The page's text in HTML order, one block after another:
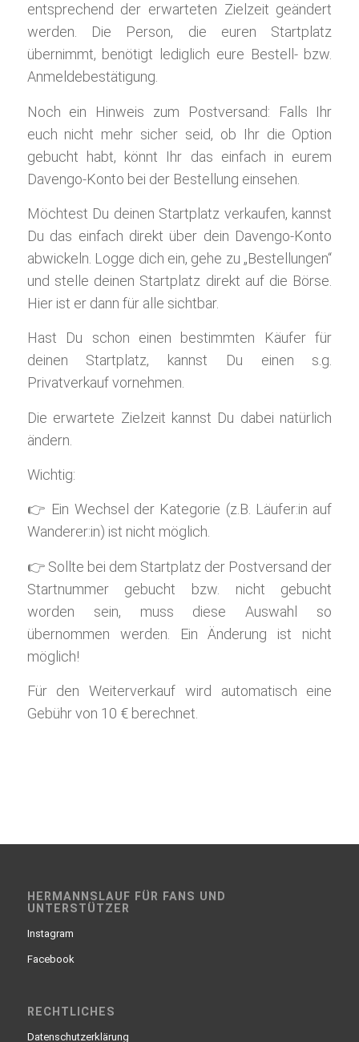
entsprechend der erwarteten Zielzeit geändert
werden. Die Person, die euren Startplatz
übernimmt, benötigt lediglich eure Bestell- bzw.
Anmeldebestätigung.
Noch ein Hinweis zum Postversand: Falls Ihr
euch nicht mehr sicher seid, ob Ihr die Option
gebucht habt, könnt Ihr das einfach in eurem
Davengo-Konto bei der Bestellung einsehen.
Möchtest Du deinen Startplatz verkaufen, kannst
Du das einfach direkt über dein Davengo-Konto
abwickeln. Logge dich ein, gehe zu „Bestellungen“
und stelle deinen Startplatz direkt auf die Börse.
Hier ist er dann für alle sichtbar.
Hast Du schon einen bestimmten Käufer für
deinen Startplatz, kannst Du einen s.g.
Privatverkauf vornehmen.
Die erwartete Zielzeit kannst Du dabei natürlich
ändern.
Wichtig:
👉 Ein Wechsel der Kategorie (z.B. Läufer:in auf
Wanderer:in) ist nicht möglich.
👉 Sollte bei dem Startplatz der Postversand der
Startnummer gebucht bzw. nicht gebucht
worden sein, muss diese Auswahl so
übernommen werden. Ein Änderung ist nicht
möglich!
Für den Weiterverkauf wird automatisch eine
Gebühr von 10 € berechnet.
HERMANNSLAUF FÜR FANS UND
UNTERSTÜTZER
Instagram
Facebook
RECHTLICHES
Datenschutzerklärung